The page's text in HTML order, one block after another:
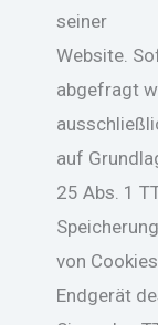
seiner
Website.
abgefragt
auf
25 Abs. 1
Speicherung
von
Endgerät